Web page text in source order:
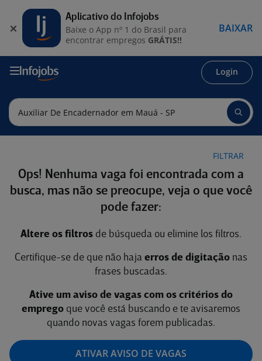
Login
FILTRAR
Ops! Nenhuma vaga foi encontrada com a
busca, mas não se preocupe, veja o que você
pode fazer:
Altere os filtros de búsqueda ou elimine los filtros.
Certifique-se de que não haja erros de digitação nas
frases buscadas.
Ative um aviso de vagas com os critérios do
emprego que você está buscando e te avisaremos
quando novas vagas forem publicadas.
ATIVAR AVISO DE VAGAS
Aplicativo do Infojobs
Baixe o App nº 1 do Brasil para
encontrar empregos GRÁTIS!!
BAIXAR